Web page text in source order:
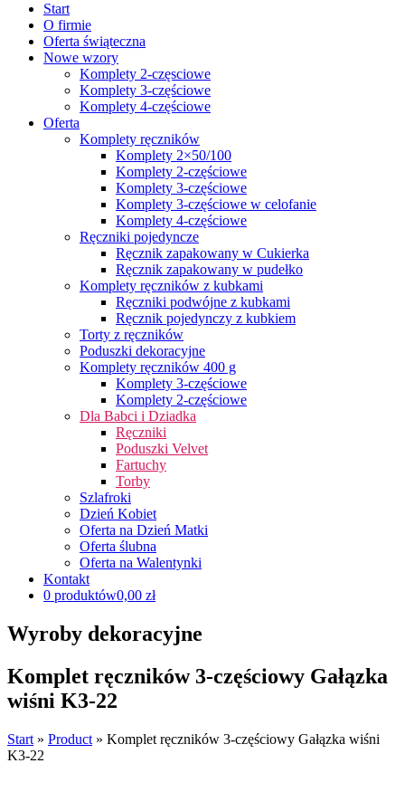
Start
O firmie
Oferta świąteczna
Nowe wzory
Komplety 2-częsciowe
Komplety 3-częściowe
Komplety 4-częściowe
Oferta
Komplety ręczników
Komplety 2×50/100
Komplety 2-częściowe
Komplety 3-częściowe
Komplety 3-częściowe w celofanie
Komplety 4-częściowe
Ręczniki pojedyncze
Ręcznik zapakowany w Cukierka
Ręcznik zapakowany w pudełko
Komplety ręczników z kubkami
Ręczniki podwójne z kubkami
Ręcznik pojedynczy z kubkiem
Torty z ręczników
Poduszki dekoracyjne
Komplety ręczników 400 g
Komplety 3-częściowe
Komplety 2-częściowe
Dla Babci i Dziadka
Ręczniki
Poduszki Velvet
Fartuchy
Torby
Szlafroki
Dzień Kobiet
Oferta na Dzień Matki
Oferta ślubna
Oferta na Walentynki
Kontakt
0 produktów0,00 zł
Wyroby dekoracyjne
Komplet ręczników 3-częściowy Gałązka
wiśni K3-22
Start » Product » Komplet ręczników 3-częściowy Gałązka wiśni
K3-22